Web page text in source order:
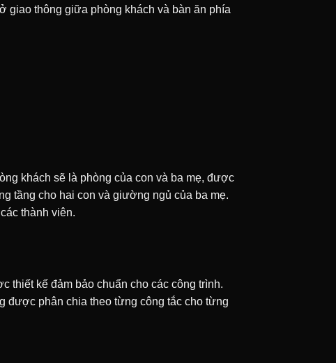
giao thông giữa phòng khách và bàn ăn phía
khách sẽ là phòng của con và ba mẹ, được
tầng cho hai con và giường ngủ của ba mẹ.
thành viên.
thiết kế đảm bảo chuẩn cho các công trình.
được phân chia theo từng công tắc cho từng